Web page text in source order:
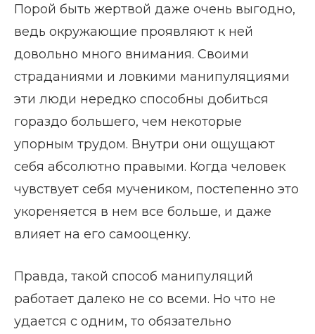
Порой быть жертвой даже очень выгодно,
ведь окружающие проявляют к ней
довольно много внимания. Своими
страданиями и ловкими манипуляциями
эти люди нередко способны добиться
гораздо большего, чем некоторые
упорным трудом. Внутри они ощущают
себя абсолютно правыми. Когда человек
чувствует себя мучеником, постепенно это
укореняется в нем все больше, и даже
влияет на его самооценку.
Правда, такой способ манипуляций
работает далеко не со всеми. Но что не
удается с одним, то обязательно